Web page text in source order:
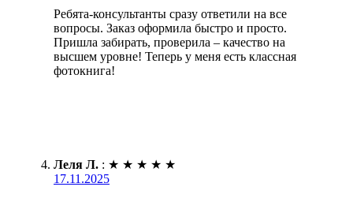
Ребята-консультанты сразу ответили на все
вопросы. Заказ оформила быстро и просто.
Пришла забирать, проверила – качество на
высшем уровне! Теперь у меня есть классная
фотокнига!
Леля Л. : ★ ★ ★ ★ ★
17.11.2025